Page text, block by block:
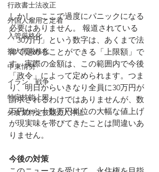
行政書士法改正
外国人雇用と定着
入管厳格化
技人国厳格化
中東情勢
イラン 戦争
特定技能上限
外食業特定技能受入停止
しかし、ここで過度にパニックになる
必要はありません。 報道されている
「30万円」という数字は、あくまで法
律で定めることができる「上限額」で
す。実際の金額は、この範囲内で今後
「政令」によって定められます。つま
り、明日からいきなり全員に30万円が
請求されるわけではありませんが、数
万円から十数万円単位の大幅な値上げ
が現実味を帯びてきたことは間違いあ
りません。
今後の対策